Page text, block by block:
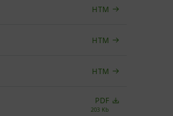
HTM
HTM
HTM
PDF
203 Kb